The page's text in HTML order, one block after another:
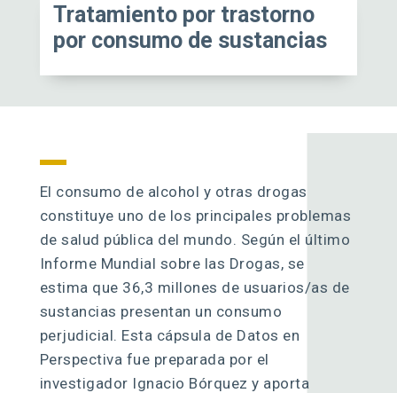
Tratamiento por trastorno
por consumo de sustancias
El consumo de alcohol y otras drogas
constituye uno de los principales problemas
de salud pública del mundo. Según el último
Informe Mundial sobre las Drogas, se
estima que 36,3 millones de usuarios/as de
sustancias presentan un consumo
perjudicial. Esta cápsula de Datos en
Perspectiva fue preparada por el
investigador Ignacio Bórquez y aporta